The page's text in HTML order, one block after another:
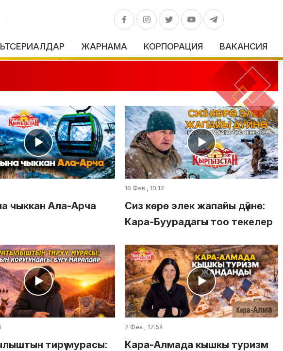
ЖАРНАМА КОРПОРАЦИЯ ВАКАНСИЯ
чыккан Ала-Арча
16 Фев , 10:12
Сиз көрө элек жапайы дүйнө:
Кара-Буурадагы тоо текелер
тирүү мурасы:
7 Фев , 17:54
Кара-Алмада кышкы туризм